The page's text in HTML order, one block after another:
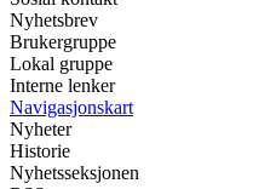
Nyhetsbrev
Brukergruppe
Lokal gruppe
Interne lenker
Navigasjonskart
Nyheter
Historie
Nyhetsseksjonen